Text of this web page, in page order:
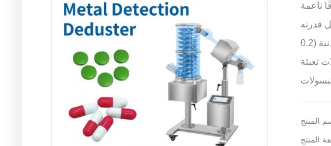
ناعمة
قدرته
إلى 500,000 قرص في الدقيقة، ويتميز بحساسية عالية، مما يسمح باكتشاف حتى أصغر الجسيمات المعدنية (0.2
تعبئة